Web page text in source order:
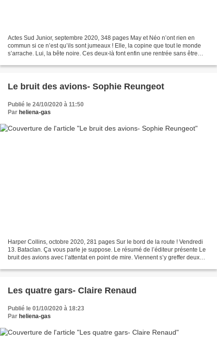
Actes Sud Junior, septembre 2020, 348 pages May et Néo n’ont rien en
commun si ce n’est qu’ils sont jumeaux ! Elle, la copine que tout le monde
s’arrache. Lui, la bête noire. Ces deux-là font enfin une rentrée sans être
Le bruit des avions- Sophie Reungeot
Publié le 24/10/2020 à 11:50
Par heliena-gas
Harper Collins, octobre 2020, 281 pages Sur le bord de la route ! Vendredi
13. Bataclan. Ça vous parle je suppose. Le résumé de l’éditeur présente Le
bruit des avions avec l’attentat en point de mire. Viennent s’y greffer deux
Les quatre gars- Claire Renaud
Publié le 01/10/2020 à 18:23
Par heliena-gas